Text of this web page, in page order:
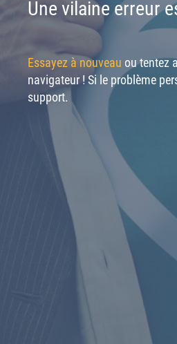
Une vilaine erreur
Essayez à nouveau ou tentez
navigateur ! Si le problème
support.